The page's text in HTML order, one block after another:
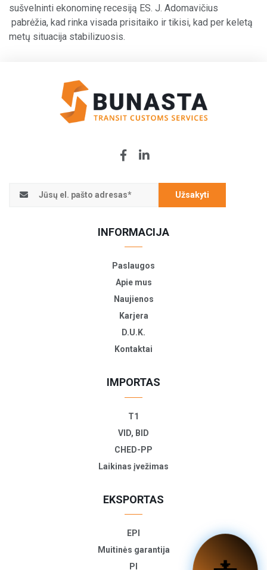
sušvelninti ekonominę recesiją ES. J. Adomavičius
pabrėžia, kad rinka visada prisitaiko ir tikisi, kad per keletą
metų situacija stabilizuosis.
Užsakyti
INFORMACIJA
Paslaugos
Apie mus
Naujienos
Karjera
D.U.K.
Kontaktai
IMPORTAS
T1
VID, BID
CHED-PP
Laikinas įvežimas
EKSPORTAS
EPI
Muitinės garantija
PI